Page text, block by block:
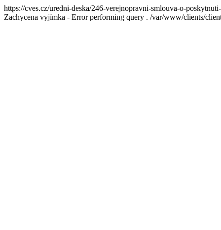
https://cves.cz/uredni-deska/246-verejnopravni-smlouva-o-
Zachycena vyjímka - Error performing query . /var/www/clients/